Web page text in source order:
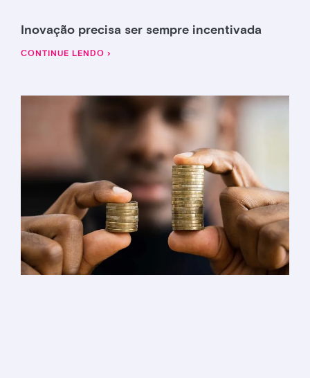
Inovação precisa ser sempre incentivada
CONTINUE LENDO ›